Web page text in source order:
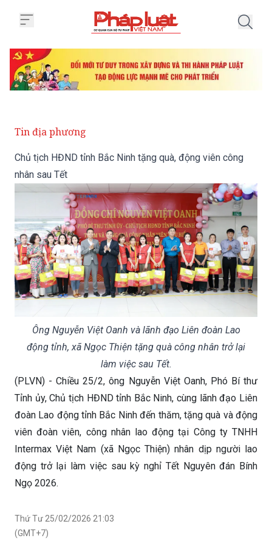
Tin địa phương
Chủ tịch HĐND tỉnh Bắc Ninh tặng quà, động viên công
nhân sau Tết
Ông Nguyễn Việt Oanh và lãnh đạo Liên đoàn Lao
động tỉnh, xã Ngọc Thiện tặng quà công nhân trở lại
làm việc sau Tết.
(PLVN) - Chiều 25/2, ông Nguyễn Việt Oanh, Phó Bí thư
Tỉnh ủy, Chủ tịch HĐND tỉnh Bắc Ninh, cùng lãnh đạo Liên
đoàn Lao động tỉnh Bắc Ninh đến thăm, tặng quà và động
viên đoàn viên, công nhân lao động tại Công ty TNHH
Intermax Việt Nam (xã Ngọc Thiện) nhân dịp người lao
động trở lại làm việc sau kỳ nghỉ Tết Nguyên đán Bính
Ngọ 2026.
Thứ Tư 25/02/2026 21:03
(GMT+7)